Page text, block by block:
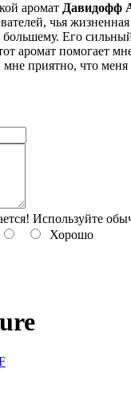
аромат Давидофф
чья
Его
аромат помогает
приятно, что
Используйте
Хорошо